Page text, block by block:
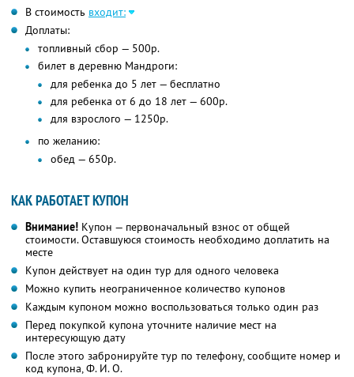
В стоимость входит:
Доплаты:
топливный сбор — 500р.
билет в деревню Мандроги:
для ребенка до 5 лет — бесплатно
для ребенка от 6 до 18 лет — 600р.
для взрослого — 1250р.
по желанию:
обед — 650р.
КАК РАБОТАЕТ КУПОН
Внимание! Купон — первоначальный взнос от общей
стоимости. Оставшуюся стоимость необходимо доплатить на
месте
Купон действует на один тур для одного человека
Можно купить неограниченное количество купонов
Каждым купоном можно воспользоваться только один раз
Перед покупкой купона уточните наличие мест на
интересующую дату
После этого забронируйте тур по телефону, сообщите номер и
код купона,Ф. И. О.